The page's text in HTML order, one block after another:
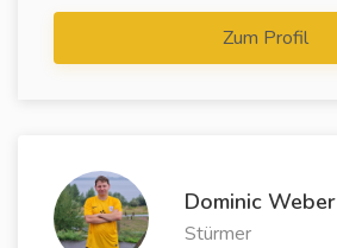
Zum Profil
Dominic Weber
Stürmer